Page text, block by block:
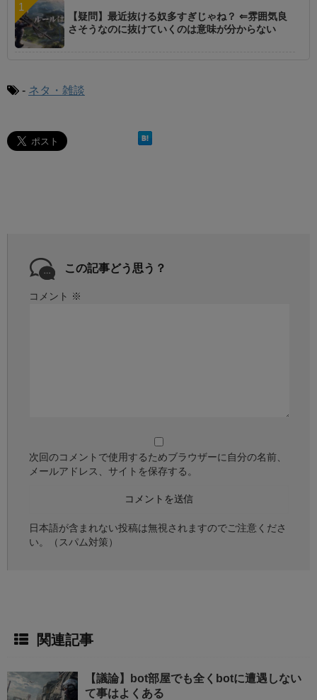
【疑問】最近抜ける奴多すぎじゃね？ ⇐雰囲気良
さそうなのに抜けていくのは意味が分からない
- ネタ・雑談
この記事どう思う？
コメント ※
次回のコメントで使用するためブラウザーに自分の名前、
メールアドレス、サイトを保存する。
日本語が含まれない投稿は無視されますのでご注意くださ
い。（スパム対策）
関連記事
【議論】bot部屋でも全くbotに遭遇しない
て事はよくある